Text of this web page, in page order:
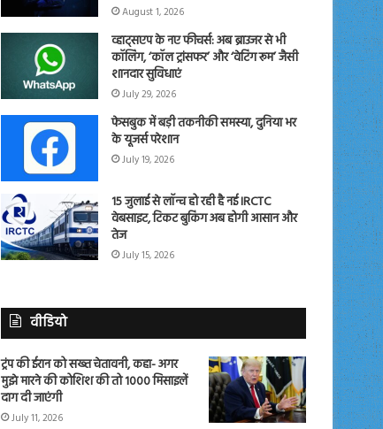
August 1, 2026
व्हाट्सएप के नए फीचर्स: अब ब्राउजर से भी
कॉलिंग, ‘कॉल ट्रांसफर’ और ‘वेटिंग रूम’ जैसी
शानदार सुविधाएं
July 29, 2026
फेसबुक में बड़ी तकनीकी समस्या, दुनिया भर
के यूजर्स परेशान
July 19, 2026
15 जुलाई से लॉन्च हो रही है नई IRCTC
वेबसाइट, टिकट बुकिंग अब होगी आसान और
तेज
July 15, 2026
वीडियो
ट्रंप की ईरान को सख्त चेतावनी, कहा- अगर
मुझे मारने की कोशिश की तो 1000 मिसाइलें
दाग दी जाएंगी
July 11, 2026